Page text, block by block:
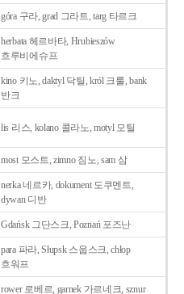
góra 구라, grad 그라트, targ 타르크
herbata 헤르바타, Hrubieszów
흐루비에슈프
kino 키노, daktyl 닥틸, król 크룰, bank
반크
lis 리스, kolano 콜라노, motyl 모틸
most 모스트, zimno 짐노, sam 삼
nerka 네르카, dokument 도쿠멘트,
dywan 디반
Gdańsk 그단스크, Poznań 포즈난
para 파라, Słupsk 스웁스크, chłop
흐워프
rower 로베르, garnek 가르네크, sznur